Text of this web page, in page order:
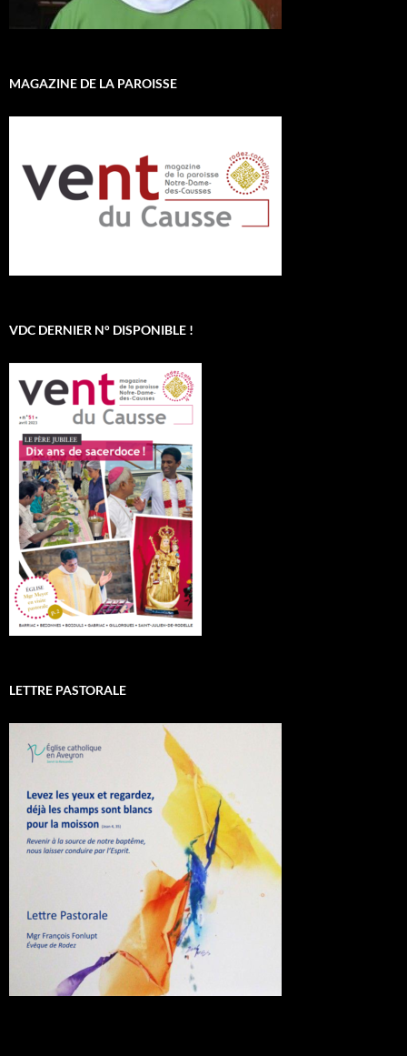
MAGAZINE DE LA PAROISSE
VDC DERNIER N° DISPONIBLE !
LETTRE PASTORALE